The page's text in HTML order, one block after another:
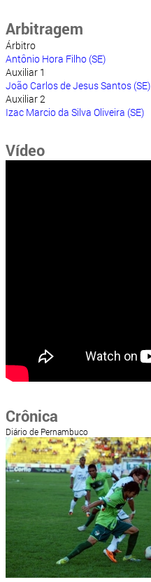
Arbitragem
Árbitro
Antônio Hora Filho (SE)
Auxiliar 1
João Carlos de Jesus Santos (SE)
Auxiliar 2
Izac Marcio da Silva Oliveira (SE)
Vídeo
Crônica
Diário de Pernambuco